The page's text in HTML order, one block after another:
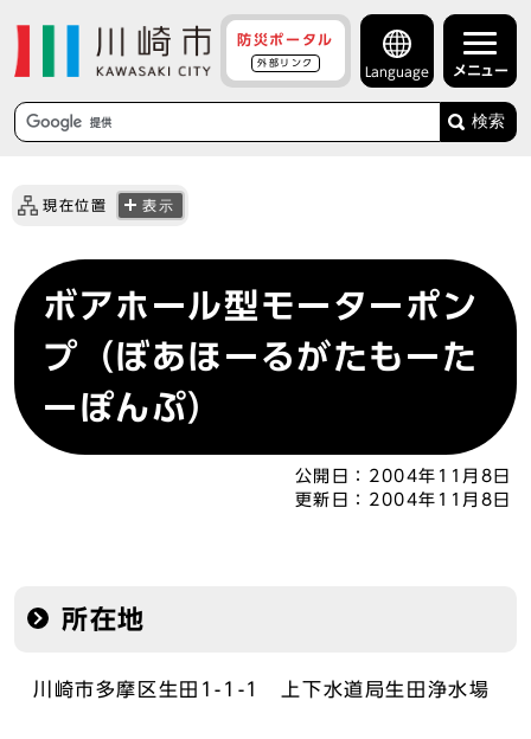
防災ポータル
外部リンク
Language メニュー
検索
現在位置 表示
ボアホール型モーターポン
プ（ぼあほーるがたもーた
ーぽんぷ）
公開日： 2004年11月8日
更新日： 2004年11月8日
所在地
川崎市多摩区生田1-1-1 上下水道局生田浄水場